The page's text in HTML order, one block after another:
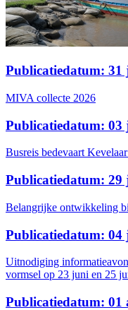
Publicatiedatum: 31
MIVA collecte 2026
Publicatiedatum: 03
Busreis bedevaart
Publicatiedatum: 29
Belangrijke ontwikkeling
Publicatiedatum: 04
Uitnodiging
vormsel op 23 juni en 25
Publicatiedatum: 01